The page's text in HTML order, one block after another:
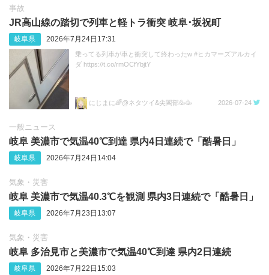
事故
JR高山線の踏切で列車と軽トラ衝突 岐阜･坂祝町
岐阜県 2026年7月24日17:31
乗ってる列車が車と衝突して終わったw #ヒカマーズアルカイ
ダ https://t.co/rmOCfYbjtY
にじまに🌈@ネタツイ&尖閣部🥳🥳 2026-07-24
一般ニュース
岐阜 美濃市で気温40℃到達 県内4日連続で「酷暑日」
岐阜県 2026年7月24日14:04
気象・災害
岐阜 美濃市で気温40.3℃を観測 県内3日連続で「酷暑日」
岐阜県 2026年7月23日13:07
気象・災害
岐阜 多治見市と美濃市で気温40℃到達 県内2日連続
岐阜県 2026年7月22日15:03